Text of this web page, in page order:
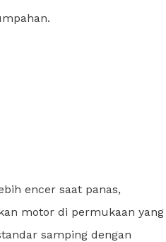
encer saat panas,
motor di permukaan yang
samping dengan